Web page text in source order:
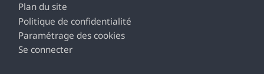
Plan du site
Politique de confidentialité
Paramétrage des cookies
Se connecter